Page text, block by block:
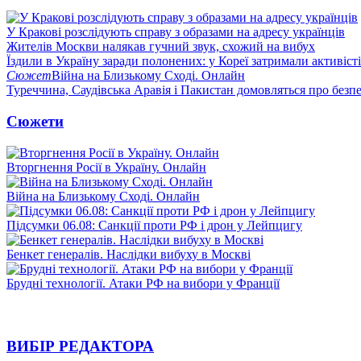
У Кракові розслідують справу з образами на адресу українців
Жителів Москви налякав гучний звук, схожий на вибух
Їздили в Україну заради полонених: у Кореї затримали
СюжетВійна на Близькому Сході. Онлайн
Туреччина, Саудівська Аравія і Пакистан домовляться про
Сюжети
Вторгнення Росії в Україну. Онлайн
Війна на Близькому Сході. Онлайн
Підсумки 06.08: Санкції проти РФ і дрон у Лейпцигу
Бенкет генералів. Наслідки вибуху в Москві
Брудні технології. Атаки РФ на вибори у Франції
ВИБІР РЕДАКТОРА